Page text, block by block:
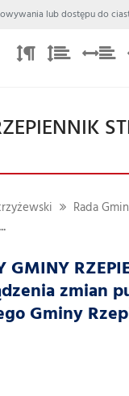
lub dostępu do
Rada
zmian
Gminy